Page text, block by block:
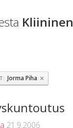
Jorma Piha ×
21.9.2006